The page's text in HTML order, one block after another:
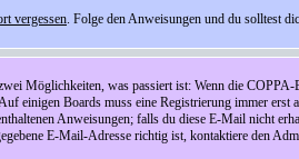
vergessen. Folge den Anweisungen und du solltest
Möglichkeiten, was passiert ist: Wenn die
einigen Boards muss eine Registrierung immer
Anweisungen; falls du diese E-Mail nicht
E-Mail-Adresse richtig ist, kontaktiere den